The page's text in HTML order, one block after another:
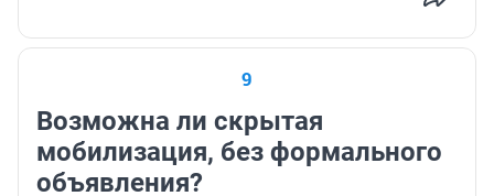
9
Возможна ли скрытая
мобилизация, без формального
объявления?